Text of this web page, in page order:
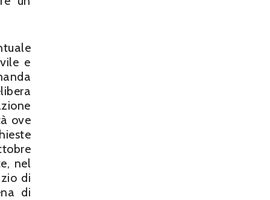
e
ove
nel
di
di